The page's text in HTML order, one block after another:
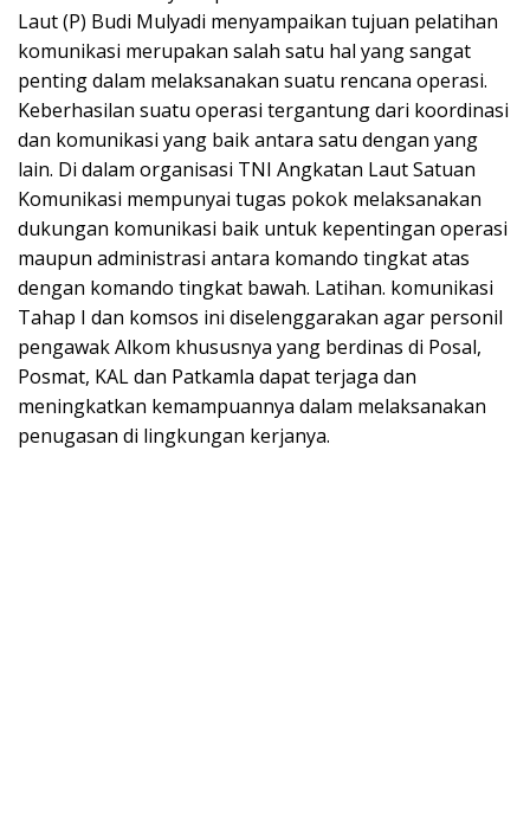
Laut (P) Budi Mulyadi menyampaikan tujuan pelatihan
komunikasi merupakan salah satu hal yang sangat
penting dalam melaksanakan suatu rencana operasi.
Keberhasilan suatu operasi tergantung dari koordinasi
dan komunikasi yang baik antara satu dengan yang
lain. Di dalam organisasi TNI Angkatan Laut Satuan
Komunikasi mempunyai tugas pokok melaksanakan
dukungan komunikasi baik untuk kepentingan operasi
maupun administrasi antara komando tingkat atas
dengan komando tingkat bawah. Latihan. komunikasi
Tahap I dan komsos ini diselenggarakan agar personil
pengawak Alkom khususnya yang berdinas di Posal,
Posmat, KAL dan Patkamla dapat terjaga dan
meningkatkan kemampuannya dalam melaksanakan
penugasan di lingkungan kerjanya.